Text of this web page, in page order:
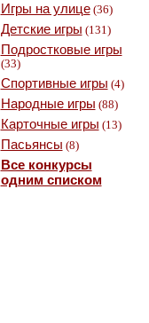
Игры на улице(36)
Детские игры (131)
Подростковые игры
(33)
Спортивные игры (4)
Народные игры (88)
Карточные игры (13)
Пасьянсы (8)
Все конкурсы
одним списком